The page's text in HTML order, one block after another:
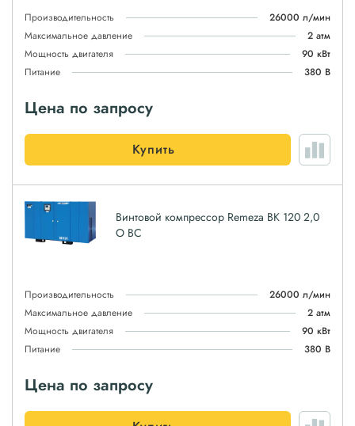
Производительность
26000 л/мин
Максимальное давление
2 атм
Мощность двигателя
90 кВт
Питание
380 В
Цена по запросу
Купить
Винтовой компрессор Remeza ВК 120 2,0
О ВС
Производительность
26000 л/мин
Максимальное давление
2 атм
Мощность двигателя
90 кВт
Питание
380 В
Цена по запросу